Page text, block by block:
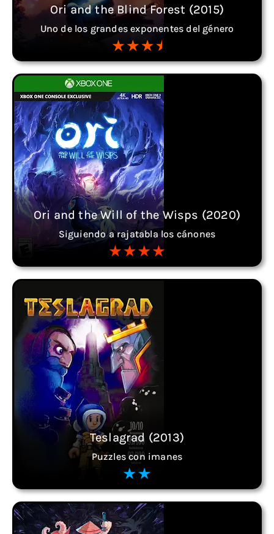
Ori and the Blind Forest (2015)
Uno de los grandes exponentes del género
Ori and the Will of the Wisps (2020)
Siguiendo a rajatabla los cánones
Teslagrad (2013)
Puzzles con imanes